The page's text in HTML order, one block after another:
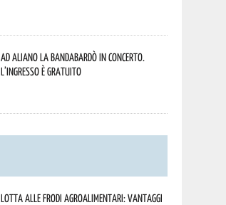
Ad Aliano la Bandabardò in concerto.
L’ingresso è gratuito
Lotta alle frodi agroalimentari: vantaggi